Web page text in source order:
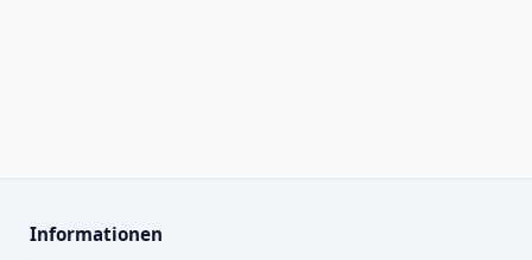
Informationen